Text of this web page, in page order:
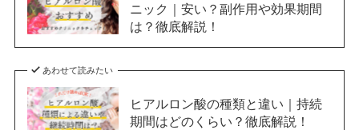
ニック｜安い？副作用や効果期間
は？徹底解説！
あわせて読みたい
ヒアルロン酸の種類と違い｜持続
期間はどのくらい？徹底解説！